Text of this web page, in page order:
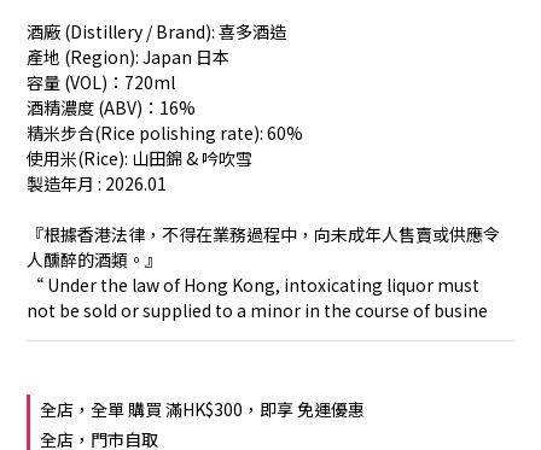
酒廠 (Distillery / Brand): 喜多酒造
產地 (Region): Japan 日本
容量 (VOL)：720ml
酒精濃度 (ABV)：16%
精米步合(Rice polishing rate): 60%
使用米(Rice): 山田錦 & 吟吹雪
製造年月 : 2026.01
『根據香港法律，不得在業務過程中，向未成年人售賣或供應令
人醺醉的酒類。』
“ Under the law of Hong Kong, intoxicating liquor must
not be sold or supplied to a minor in the course of busine
全店，全單 購買 滿HK$300，即享 免運優惠
全店，門市自取